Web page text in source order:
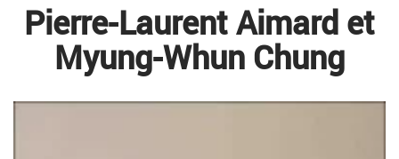
Pierre-Laurent Aimard et
Myung-Whun Chung